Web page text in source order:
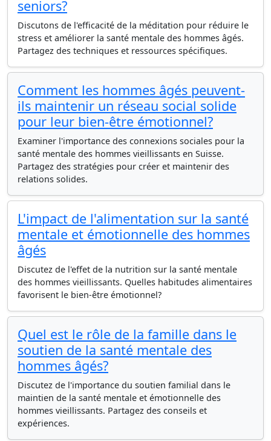
seniors?
Discutons de l'efficacité de la méditation pour réduire le
stress et améliorer la santé mentale des hommes âgés.
Partagez des techniques et ressources spécifiques.
Comment les hommes âgés peuvent-
ils maintenir un réseau social solide
pour leur bien-être émotionnel?
Examiner l'importance des connexions sociales pour la
santé mentale des hommes vieillissants en Suisse.
Partagez des stratégies pour créer et maintenir des
relations solides.
L'impact de l'alimentation sur la santé
mentale et émotionnelle des hommes
âgés
Discutez de l'effet de la nutrition sur la santé mentale
des hommes vieillissants. Quelles habitudes alimentaires
favorisent le bien-être émotionnel?
Quel est le rôle de la famille dans le
soutien de la santé mentale des
hommes âgés?
Discutez de l'importance du soutien familial dans le
maintien de la santé mentale et émotionnelle des
hommes vieillissants. Partagez des conseils et
expériences.